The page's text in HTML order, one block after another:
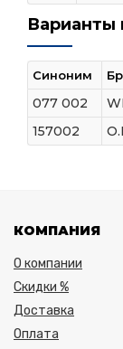
Варианты
Синоним
077 002
157002
КОМПАНИЯ
О компании
Скидки %
Доставка
Оплата